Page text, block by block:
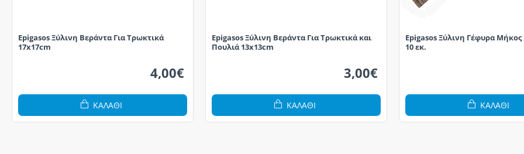
Epigasos Ξύλινη Βεράντα Για Τρωκτικά
17x17cm
4,00€
ΚΑΛΆΘΙ
Epigasos Ξύλινη Βεράντα Για Τρωκτικά και
Πουλιά 13x13cm
3,00€
ΚΑΛΆΘΙ
Epigasos Ξύλινη Γέφυρα Μήκος
10 εκ.
ΚΑΛΆΘΙ